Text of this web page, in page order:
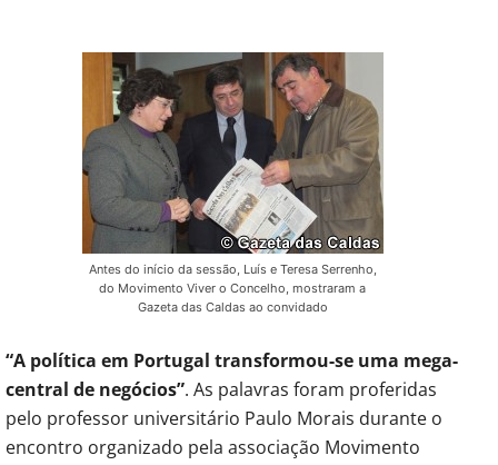
Antes do início da sessão, Luís e Teresa Serrenho,
do Movimento Viver o Concelho, mostraram a
Gazeta das Caldas ao convidado
“A política em Portugal transformou-se uma mega-
central de negócios”. As palavras foram proferidas
pelo professor universitário Paulo Morais durante o
encontro organizado pela associação Movimento